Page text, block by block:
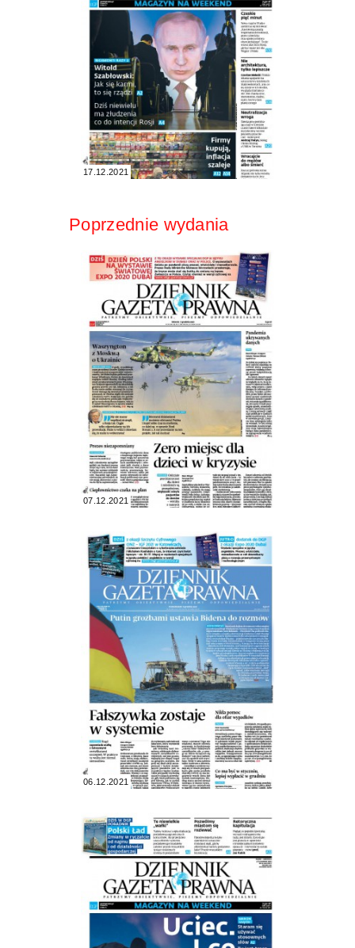
17.12.2021
Poprzednie wydania
07.12.2021
06.12.2021